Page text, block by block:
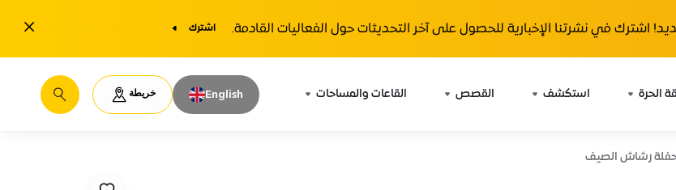
اشترك في نشرتنا الإخبارية للحصول على آخر التحديثات حول الفعاليات القادمة. اشترك
الحرة استكشف القصص القاعات والمساحات English خريطة
يبحث
رشاش الصيف